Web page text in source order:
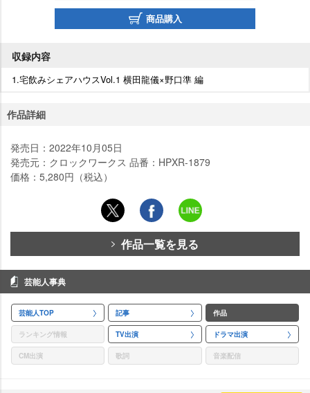
商品購入
収録内容
1.宅飲みシェアハウスVol.1 横田龍儀×野口準 編
作品詳細
発売日：2022年10月05日
発売元：クロックワークス 品番：HPXR-1879
価格：5,280円（税込）
作品一覧を見る
芸能人事典
芸能人TOP 記事 作品
ランキング情報 TV出演 ドラマ出演
CM出演 歌詞 音楽配信